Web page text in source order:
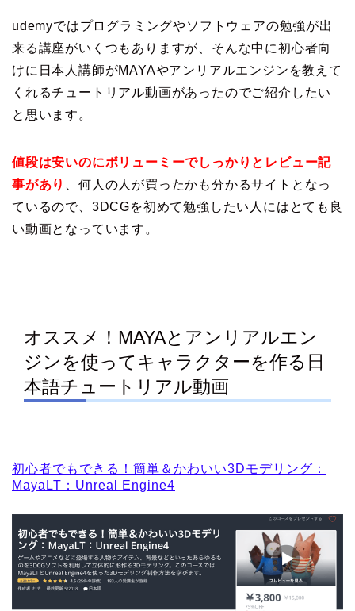
udemyではプログラミングやソフトウェアの勉強が出
来る講座がいくつもありますが、そんな中に初心者向
けに日本人講師がMAYAやアンリアルエンジンを教えて
くれるチュートリアル動画があったのでご紹介したい
と思います。
値段は安いのにボリューミーでしっかりとレビュー記
事があり
、何人の人が買ったかも分かるサイトとなっ
ているので、3DCGを初めて勉強したい人にはとても良
い動画となっています。
オススメ！MAYAとアンリアルエン
ジンを使ってキャラクターを作る日
本語チュートリアル動画
初心者でもできる！簡単＆かわいい3Dモデリング：
MayaLT：Unreal Engine4